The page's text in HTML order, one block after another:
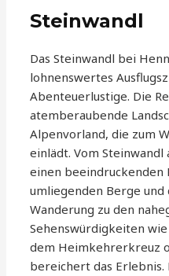
Steinwandl
Das Steinwandl bei
lohnenswertes
Abenteuerlustige. Die
atemberaubende
Alpenvorland, die zum
einlädt. Vom Steinwandl
einen beeindruckenden
umliegenden Berge und
Wanderung zu den
Sehenswürdigkeiten
dem Heimkehrerkreuz
bereichert das